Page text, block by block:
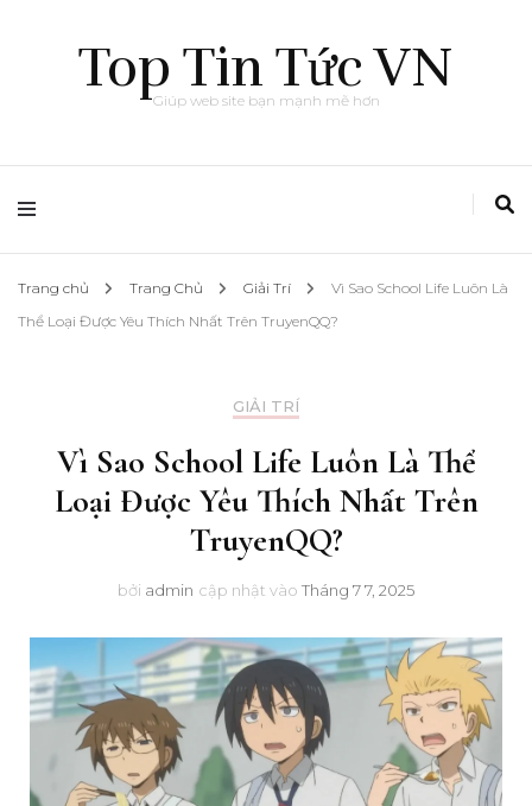
Top Tin Tức VN
Giúp web site bạn mạnh mẽ hơn
Trang chủ Trang Chủ Giải Trí
Vì Sao School Life Luôn Là
Thể Loại Được Yêu Thích Nhất Trên TruyenQQ?
GIẢI TRÍ
Vì Sao School Life Luôn Là Thể
Loại Được Yêu Thích Nhất Trên
TruyenQQ?
bởi admin cập nhật vào Tháng 7 7, 2025